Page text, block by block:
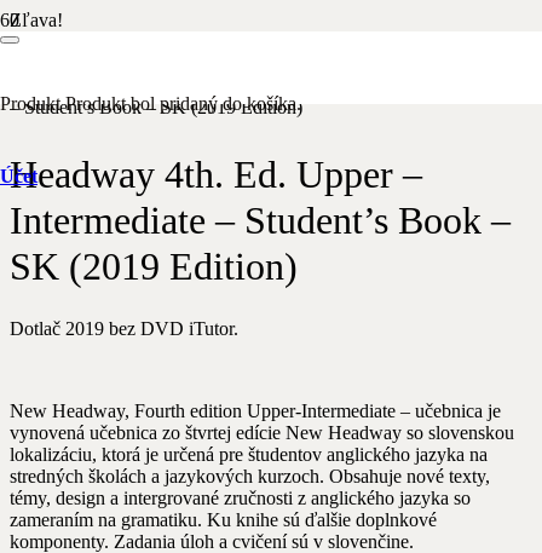
ProduktProduktbol pridaný do košíka.
Účet
Zľava!
– Student’s Book – SK (2019 Edition)
Headway 4th. Ed. Upper –
Intermediate – Student’s Book –
SK (2019 Edition)
Dotlač 2019 bez DVD iTutor.
New Headway, Fourth edition Upper-Intermediate – učebnica je
vynovená učebnica zo štvrtej edície New Headway so slovenskou
lokalizáciu, ktorá je určená pre študentov anglického jazyka na
stredných školách a jazykových kurzoch. Obsahuje nové texty,
témy, design a intergrované zručnosti z anglického jazyka so
zameraním na gramatiku. Ku knihe sú ďalšie doplnkové
komponenty. Zadania úloh a cvičení sú v slovenčine.